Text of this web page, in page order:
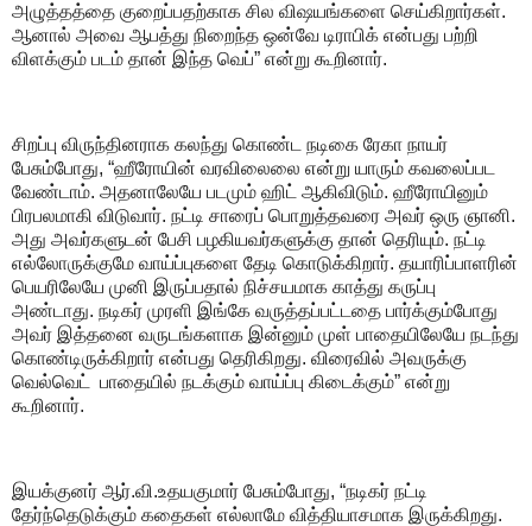
அழுத்தத்தை குறைப்பதற்காக சில விஷயங்களை செய்கிறார்கள்.
ஆனால் அவை ஆபத்து நிறைந்த ஒன்வே டிராபிக் என்பது பற்றி
விளக்கும் படம் தான் இந்த வெப்” என்று கூறினார்.
சிறப்பு விருந்தினராக கலந்து கொண்ட நடிகை ரேகா நாயர்
பேசும்போது, “ஹீரோயின் வரவிலைலை என்று யாரும் கவலைப்பட
வேண்டாம். அதனாலேயே படமும் ஹிட் ஆகிவிடும். ஹீரோயினும்
பிரபலமாகி விடுவார். நட்டி சாரைப் பொறுத்தவரை அவர் ஒரு ஞானி.
அது அவர்களுடன் பேசி பழகியவர்களுக்கு தான் தெரியும். நட்டி
எல்லோருக்குமே வாய்ப்புகளை தேடி கொடுக்கிறார். தயாரிப்பாளரின்
பெயரிலேயே முனி இருப்பதால் நிச்சயமாக காத்து கருப்பு
அண்டாது. நடிகர் முரளி இங்கே வருத்தப்பட்டதை பார்க்கும்போது
அவர் இத்தனை வருடங்களாக இன்னும் முள் பாதையிலேயே நடந்து
கொண்டிருக்கிறார் என்பது தெரிகிறது. விரைவில் அவருக்கு
வெல்வெட் பாதையில் நடக்கும் வாய்ப்பு கிடைக்கும்” என்று
கூறினார்.
இயக்குனர் ஆர்.வி.உதயகுமார் பேசும்போது, “நடிகர் நட்டி
தேர்ந்தெடுக்கும் கதைகள் எல்லாமே வித்தியாசமாக இருக்கிறது.